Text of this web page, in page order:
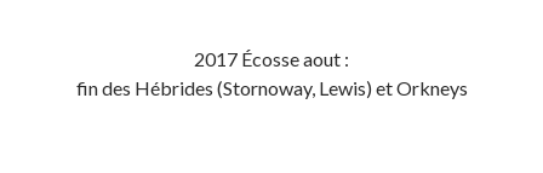
2017 Écosse aout :
fin des Hébrides (Stornoway, Lewis) et Orkneys